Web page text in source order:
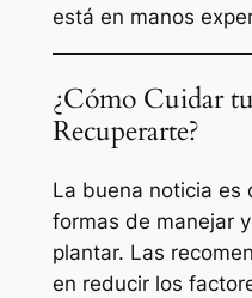
está en manos
¿Cómo Cuidar
Recuperarte?
La buena noticia es
formas de manejar
plantar. Las
en reducir los